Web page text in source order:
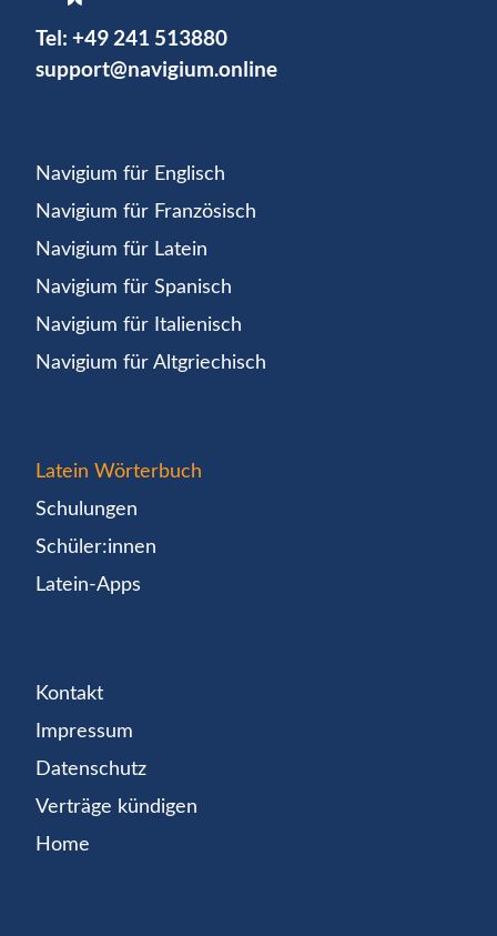
Tel: +49 241 513880
support@navigium.online
Navigium für Englisch
Navigium für Französisch
Navigium für Latein
Navigium für Spanisch
Navigium für Italienisch
Navigium für Altgriechisch
Latein Wörterbuch
Schulungen
Schüler:innen
Latein-Apps
Kontakt
Impressum
Datenschutz
Verträge kündigen
Home